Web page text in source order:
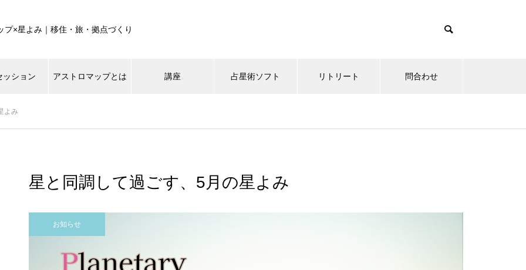
プ×星よみ｜移住・旅・拠点づくり
ッション アストロマップとは 講座 占星術ソフト リトリート 問合わせ
よみ
星と同調して過ごす、5月の星よみ
お知らせ